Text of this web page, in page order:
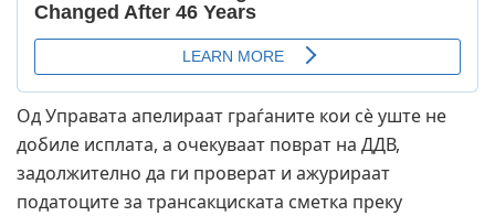
Од Управата апелираат граѓаните кои сè уште не
добиле исплата, а очекуваат поврат на ДДВ,
задолжително да ги проверат и ажурираат
податоците за трансакциската сметка преку